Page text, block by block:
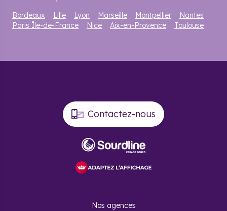
Bordeaux Lille Lyon Marseille Montpellier
Nantes
Paris Île-de-France
Nice Aix-en-Provence Toulouse
Contactez-nous
Nos agences